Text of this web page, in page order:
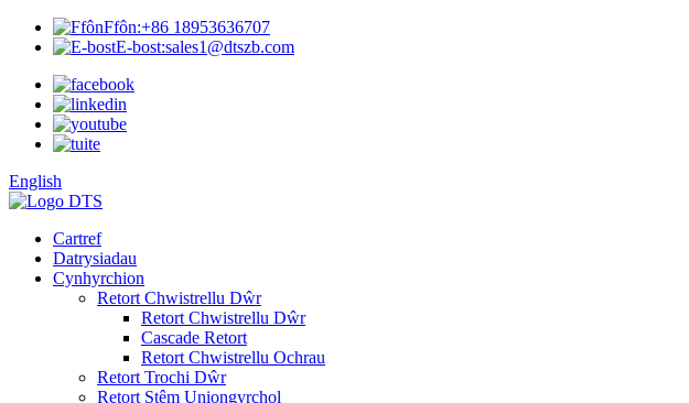
Ffôn:+86 18953636707
E-bost:sales1@dtszb.com
English
Cartref
Datrysiadau
Cynhyrchion
Retort Chwistrellu Dŵr
Retort Chwistrellu Dŵr
Cascade Retort
Retort Chwistrellu Ochrau
Retort Trochi Dŵr
Retort Stêm Uniongyrchol